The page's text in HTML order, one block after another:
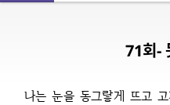
71회-
나는 눈을 동그랗게 뜨고